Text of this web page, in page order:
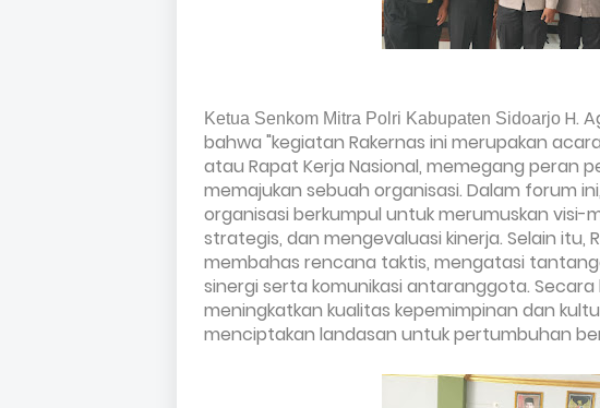
Ketua Senkom Mitra Polri Kabupaten Sidoarjo H.
bahwa "kegiatan Rakernas ini merupakan
atau Rapat Kerja Nasional, memegang peran
memajukan sebuah organisasi. Dalam forum
organisasi berkumpul untuk merumuskan visi-
strategis, dan mengevaluasi kinerja. Selain itu,
membahas rencana taktis, mengatasi
sinergi serta komunikasi antaranggota.
meningkatkan kualitas kepemimpinan dan
menciptakan landasan untuk pertumbuhan